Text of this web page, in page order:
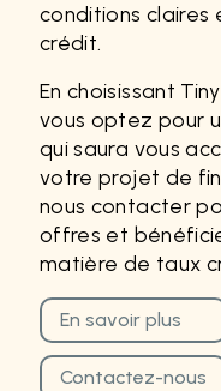
conditions
crédit.
En choisissant
vous optez pour
qui saura vous
votre projet de
nous contacter
offres et
matière de taux
En savoir plus
Contactez-nous